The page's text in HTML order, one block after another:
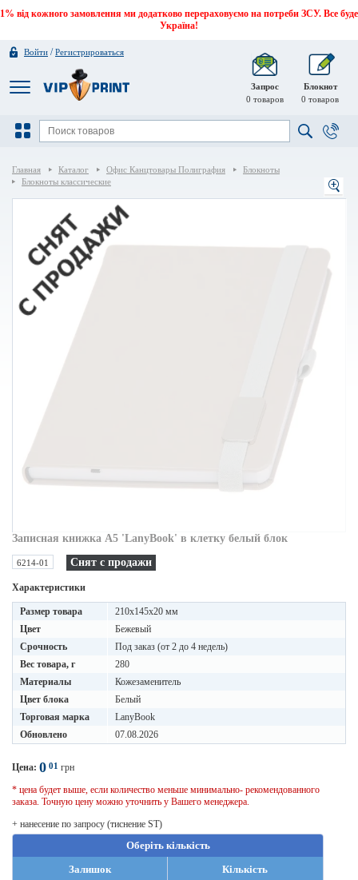
1% від кожного замовлення ми додатково перераховуємо на потреби ЗСУ. Все буде
Україна!
Войти /Регистрироваться
Запрос
0 товаров
Блокнот
0 товаров
Главная Каталог Офис Канцтовары Полиграфия
Блокноты
Блокноты классические
Записная книжка A5 'LanyBook' в клетку белый блок
6214-01 Снят с продажи
Характеристики
Размер товара
210х145х20 мм
Цвет
Бежевый
Срочность
Под заказ (от 2 до 4 недель)
Вес товара, г
280
Материалы
Кожезаменитель
Цвет блока
Белый
Торговая марка
LanyBook
Обновлено
07.08.2026
Цена: 0 01 грн
* цена будет выше, если количество меньше минимально- рекомендованного
заказа. Точную цену можно уточнить у Вашего менеджера.
+ нанесение по запросу (тиснение ST)
Оберіть кількість
Залишок
Кількість